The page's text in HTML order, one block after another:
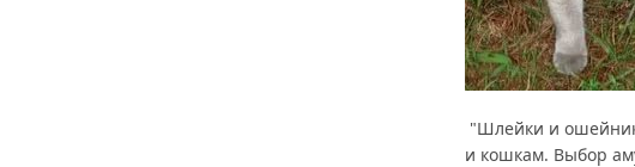
"Шлейки и
и кошкам. Выбор